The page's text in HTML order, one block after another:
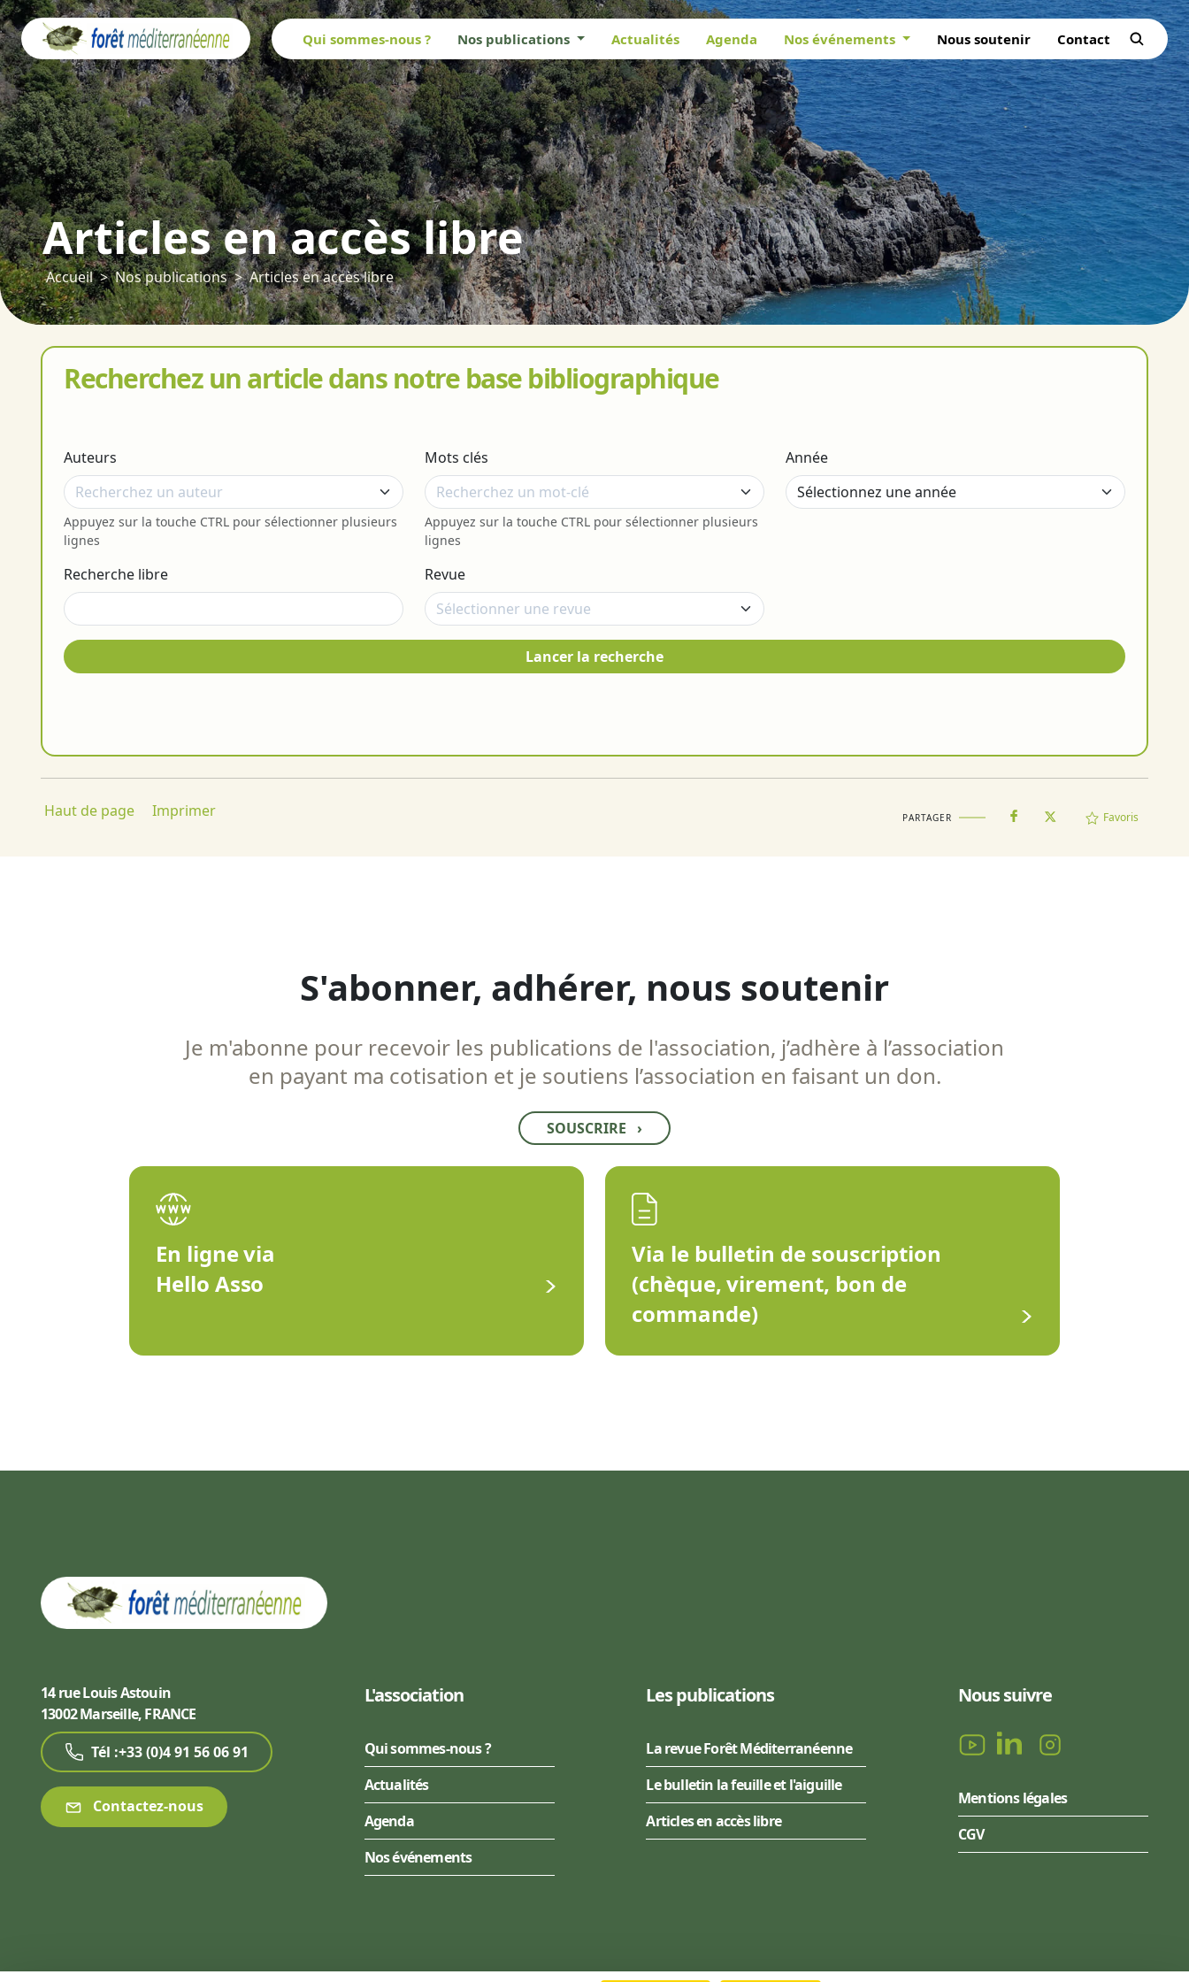
Qui sommes-nous ? Nos publications Actualités Agenda Nos événements Nous soutenir Contact
Articles en accès libre
Accueil Nos publications Articles en accès libre
Recherchez un article dans notre base bibliographique
Auteurs
Appuyez sur la touche CTRL pour sélectionner plusieurs
lignes
Mots clés
Appuyez sur la touche CTRL pour sélectionner plusieurs
lignes
Année
Recherche libre Revue
Lancer la recherche
Haut de page Imprimer PARTAGER Favoris
S'abonner, adhérer, nous soutenir
Je m'abonne pour recevoir les publications de l'association, j’adhère à l’association
en payant ma cotisation et je soutiens l’association en faisant un don.
SOUSCRIRE ›
En ligne via
Hello Asso
Via le bulletin de souscription
(chèque, virement, bon de
commande)
14 rue Louis Astouin
13002 Marseille, FRANCE
Tél :+33 (0)4 91 56 06 91
Contactez-nous
L'association
Qui sommes-nous ?
Actualités
Agenda
Nos événements
Les publications
La revue Forêt Méditerranéenne
Le bulletin la feuille et l'aiguille
Articles en accès libre
Nous suivre
Mentions légales
CGV
Panneau de gestion des cookies